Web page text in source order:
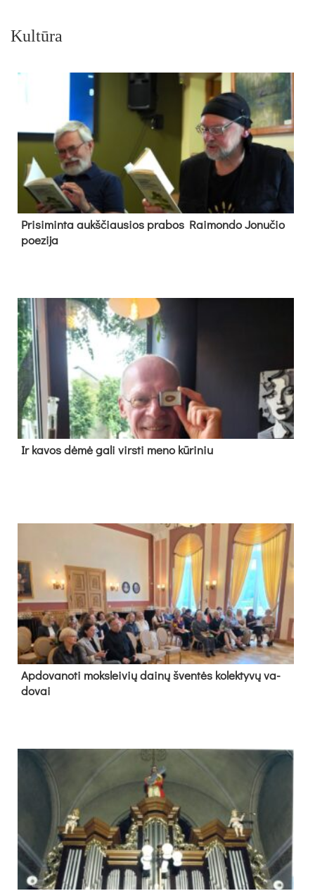
Kultūra
Pri­si­min­ta aukš­čiau­sios pra­bos Rai­mon­do Jo­nu­čio
poe­zi­ja
Ir ka­vos dė­mė ga­li virs­ti me­no kū­ri­niu
Ap­do­va­no­ti moks­lei­vių dai­nų šven­tės ko­lek­ty­vų va­
do­vai